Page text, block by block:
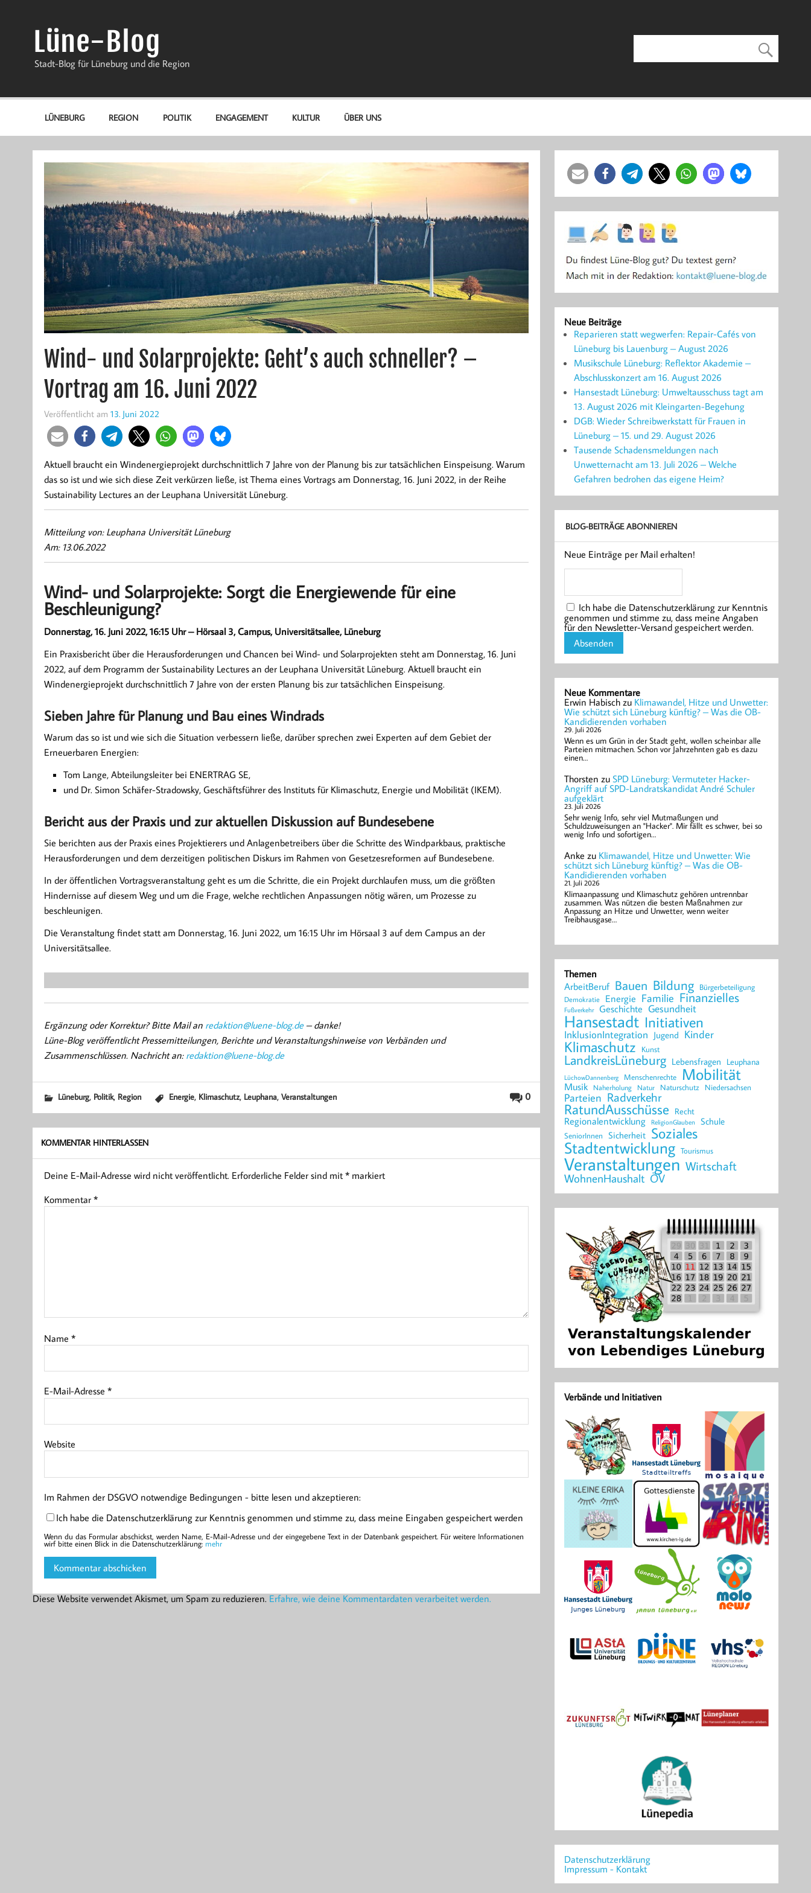
Lüne-Blog
Stadt-Blog für Lüneburg und die Region
LÜNEBURG REGION POLITIK ENGAGEMENT KULTUR ÜBER UNS
Wind- und Solarprojekte: Geht’s auch schneller? –
Vortrag am 16. Juni 2022
Veröffentlicht am 13. Juni 2022
Aktuell braucht ein Windenergieprojekt durchschnittlich 7 Jahre von der Planung bis zur tatsächlichen Einspeisung. Warum
das so ist und wie sich diese Zeit verkürzen ließe, ist Thema eines Vortrags am Donnerstag, 16. Juni 2022, in der Reihe
Sustainability Lectures an der Leuphana Universität Lüneburg.
Mitteilung von: Leuphana Universität Lüneburg
Am: 13.06.2022
Wind- und Solarprojekte: Sorgt die Energiewende für eine
Beschleunigung?
Donnerstag, 16. Juni 2022, 16:15 Uhr – Hörsaal 3, Campus, Universitätsallee, Lüneburg
Ein Praxisbericht über die Herausforderungen und Chancen bei Wind- und Solarprojekten steht am Donnerstag, 16. Juni
2022, auf dem Programm der Sustainability Lectures an der Leuphana Universität Lüneburg. Aktuell braucht ein
Windenergieprojekt durchschnittlich 7 Jahre von der ersten Planung bis zur tatsächlichen Einspeisung.
Sieben Jahre für Planung und Bau eines Windrads
Warum das so ist und wie sich die Situation verbessern ließe, darüber sprechen zwei Experten auf dem Gebiet der
Erneuerbaren Energien:
Tom Lange, Abteilungsleiter bei ENERTRAG SE,
und Dr. Simon Schäfer-Stradowsky, Geschäftsführer des Instituts für Klimaschutz, Energie und Mobilität (IKEM).
Bericht aus der Praxis und zur aktuellen Diskussion auf Bundesebene
Sie berichten aus der Praxis eines Projektierers und Anlagenbetreibers über die Schritte des Windparkbaus, praktische
Herausforderungen und dem derzeitigen politischen Diskurs im Rahmen von Gesetzesreformen auf Bundesebene.
In der öffentlichen Vortragsveranstaltung geht es um die Schritte, die ein Projekt durchlaufen muss, um die größten
Hindernisse auf diesem Weg und um die Frage, welche rechtlichen Anpassungen nötig wären, um Prozesse zu
beschleunigen.
Die Veranstaltung findet statt am Donnerstag, 16. Juni 2022, um 16:15 Uhr im Hörsaal 3 auf dem Campus an der
Universitätsallee.
Ergänzung oder Korrektur? Bitte Mail an redaktion@luene-blog.de– danke!
Lüne-Blog veröffentlicht Pressemitteilungen, Berichte und Veranstaltungshinweise von Verbänden und
Zusammenschlüssen. Nachricht an: redaktion@luene-blog.de
0
Lüneburg, Politik, Region Energie, Klimaschutz, Leuphana, Veranstaltungen
KOMMENTAR HINTERLASSEN
Deine E-Mail-Adresse wird nicht veröffentlicht. Erforderliche Felder sind mit *markiert
Kommentar *
Name *
E-Mail-Adresse *
Website
Im Rahmen der DSGVO notwendige Bedingungen - bitte lesen und akzeptieren:
Ich habe die Datenschutzerklärung zur Kenntnis genommen und stimme zu, dass meine Eingaben gespeichert werden
Wenn du das Formular abschickst, werden Name, E-Mail-Adresse und der eingegebene Text in der Datenbank gespeichert. Für weitere Informationen
wirf bitte einen Blick in die Datenschutzerklärung: mehr
Diese Website verwendet Akismet, um Spam zu reduzieren. Erfahre, wie deine Kommentardaten verarbeitet werden.
Neue Beiträge
Reparieren statt wegwerfen: Repair-Cafés von
Lüneburg bis Lauenburg – August 2026
Musikschule Lüneburg: Reflektor Akademie –
Abschlusskonzert am 16. August 2026
Hansestadt Lüneburg: Umweltausschuss tagt am
13. August 2026 mit Kleingarten-Begehung
DGB: Wieder Schreibwerkstatt für Frauen in
Lüneburg – 15. und 29. August 2026
Tausende Schadensmeldungen nach
Unwetternacht am 13. Juli 2026 – Welche
Gefahren bedrohen das eigene Heim?
BLOG-BEITRÄGE ABONNIEREN
Neue Einträge per Mail erhalten!
Ich habe die Datenschutzerklärung zur Kenntnis
genommen und stimme zu, dass meine Angaben
für den Newsletter-Versand gespeichert werden.
Neue Kommentare
Erwin Habisch zu Klimawandel, Hitze und Unwetter:
Wie schützt sich Lüneburg künftig? – Was die OB-
Kandidierenden vorhaben
29. Juli 2026
Wenn es um Grün in der Stadt geht, wollen scheinbar alle
Parteien mitmachen. Schon vor Jahrzehnten gab es dazu
einen…
Thorsten zuSPD Lüneburg: Vermuteter Hacker-
Angriff auf SPD-Landratskandidat André Schuler
aufgeklärt
23. Juli 2026
Sehr wenig Info, sehr viel Mutmaßungen und
Schuldzuweisungen an "Hacker". Mir fällt es schwer, bei so
wenig Info und sofortigen…
Anke zu Klimawandel, Hitze und Unwetter: Wie
schützt sich Lüneburg künftig? – Was die OB-
Kandidierenden vorhaben
21. Juli 2026
Klimaanpassung und Klimaschutz gehören untrennbar
zusammen. Was nützen die besten Maßnahmen zur
Anpassung an Hitze und Unwetter, wenn weiter
Treibhausgase…
Themen
ArbeitBeruf Bauen Bildung Bürgerbeteiligung
Demokratie Energie Familie Finanzielles
Fußverkehr Geschichte Gesundheit
Hansestadt Initiativen
InklusionIntegration Jugend Kinder
Klimaschutz Kunst
LandkreisLüneburg Lebensfragen Leuphana
LüchowDannenberg Menschenrechte Mobilität
Musik Naherholung Natur Naturschutz Niedersachsen
Parteien Radverkehr
RatundAusschüsse Recht
Regionalentwicklung ReligionGlauben Schule
SeniorInnen Sicherheit Soziales
Stadtentwicklung Tourismus
Veranstaltungen Wirtschaft
WohnenHaushalt ÖV
Verbände und Initiativen
Datenschutzerklärung
Impressum - Kontakt